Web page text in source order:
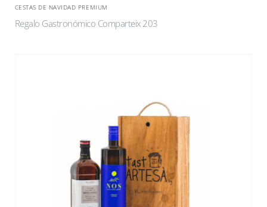
CESTAS DE NAVIDAD PREMIUM
Regalo Gastronómico Comparteix 203